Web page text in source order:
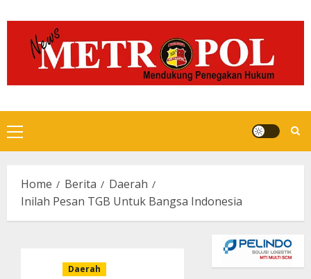
to
content
Primary
Menu
Home Berita
Daerah
Inilah Pesan TGB Untuk Bangsa Indonesia
Daerah